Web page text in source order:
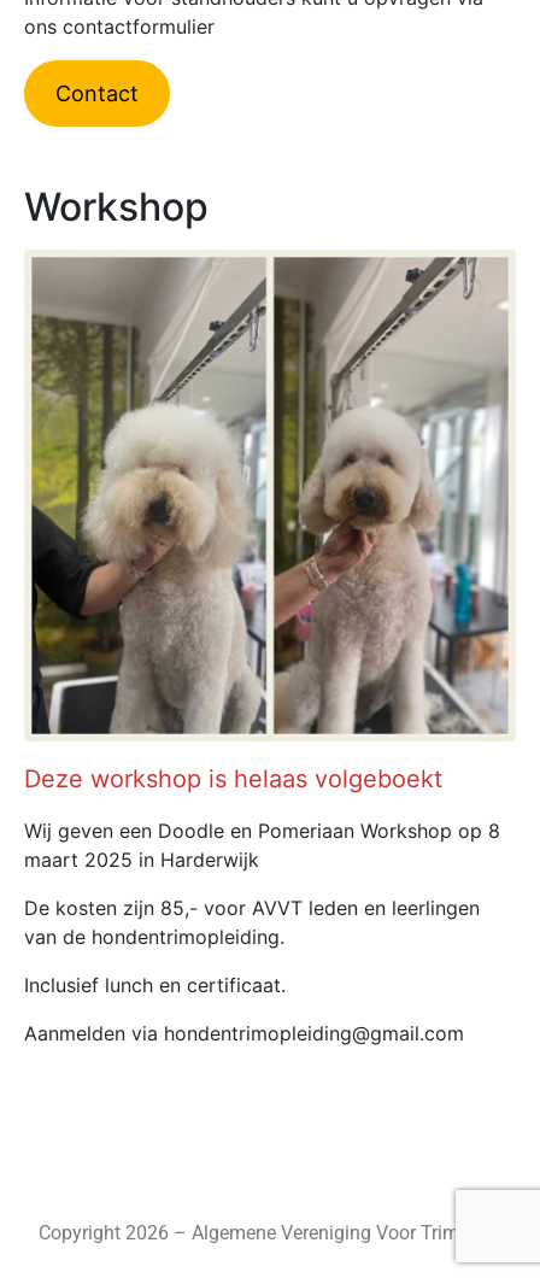
ons contactformulier
Contact
Workshop
Deze workshop is helaas volgeboekt
Wij geven een Doodle en Pomeriaan Workshop op 8
maart 2025 in Harderwijk
De kosten zijn 85,- voor AVVT leden en leerlingen
van de hondentrimopleiding.
Inclusief lunch en certificaat.
Aanmelden via hondentrimopleiding@gmail.com
Copyright 2026 – Algemene Vereniging Voor Trimmers